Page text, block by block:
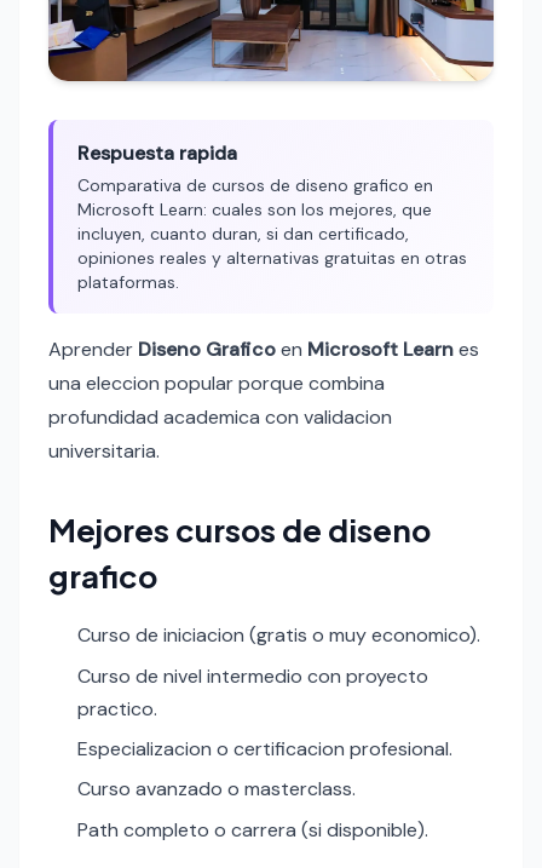
Respuesta rapida
Comparativa de cursos de diseno grafico en
Microsoft Learn: cuales son los mejores, que
incluyen, cuanto duran, si dan certificado,
opiniones reales y alternativas gratuitas en otras
plataformas.
Aprender Diseno Graficoen Microsoft Learnes
una eleccion popular porque combina
profundidad academica con validacion
universitaria.
Mejores cursos de diseno
grafico
Curso de iniciacion (gratis o muy economico).
Curso de nivel intermedio con proyecto
practico.
Especializacion o certificacion profesional.
Curso avanzado o masterclass.
Path completo o carrera (si disponible).